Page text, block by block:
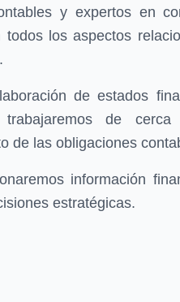
y expertos en
todos los aspectos
de estados
trabajaremos de
de las obligaciones
información
estratégicas.